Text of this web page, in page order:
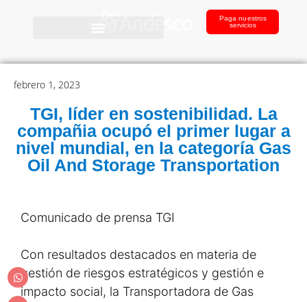
Paga nuestros
servicios
febrero 1, 2023
TGI, líder en sostenibilidad. La
compañia ocupó el primer lugar a
nivel mundial, en la categoría Gas
Oil And Storage Transportation
Comunicado de prensa TGI
Con resultados destacados en materia de
gestión de riesgos estratégicos y gestión e
impacto social, la Transportadora de Gas